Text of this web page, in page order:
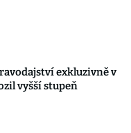
exkluzivně v
vyšší stupeň